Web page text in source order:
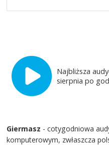
Najbliższa
sierpnia po
Giermasz - cotygodniowa
komputerowym, zwłaszcza